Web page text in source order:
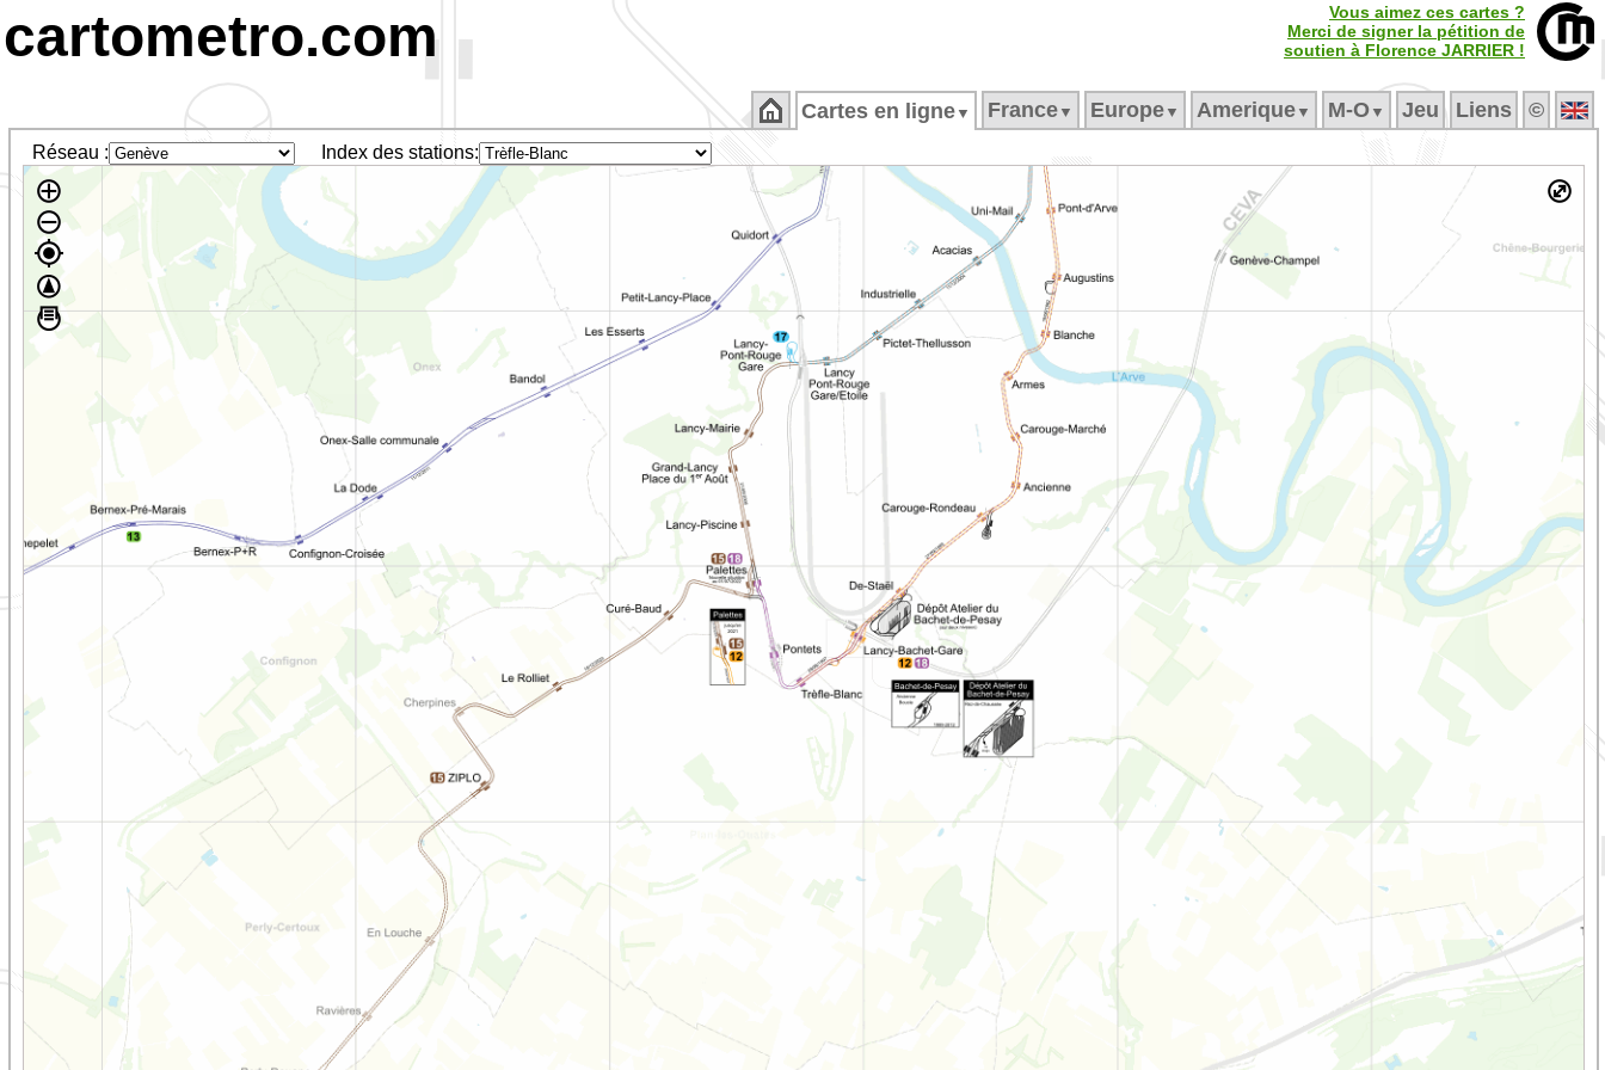
cartometro.com
Vous aimez ces cartes ?
Merci de signer la pétition de
soutien à Florence JARRIER !
Cartes en ligne ▼ France ▼ Europe ▼ Amerique ▼ M‑O ▼ Jeu Liens ©
Réseau : Index des stations: